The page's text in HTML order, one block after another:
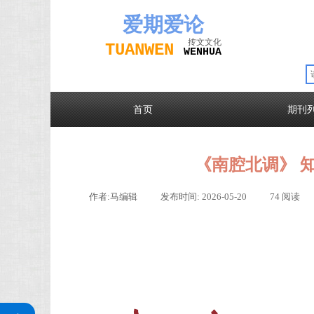
爱期爱论
TUANWEN WENHUA
抟文文化
首页 期刊
《南腔北调》
作者:马编辑 发布时间: 2026-05-20 74 阅读
关注公众号